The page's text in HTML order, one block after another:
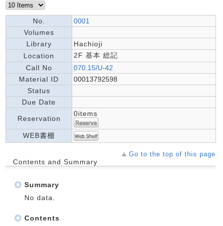
No.
0001
Volumes
Library
Hachioji
Location
2F 基本 総記
Call No
070.15/U-42
Material ID
00013792598
Status
Due Date
Reservation
0items
WEB書棚
Go to the top of this page
Contents and Summary
Summary
No data.
Contents